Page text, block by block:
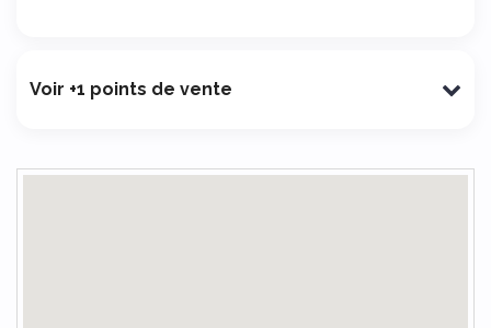
Voir +1 points de vente